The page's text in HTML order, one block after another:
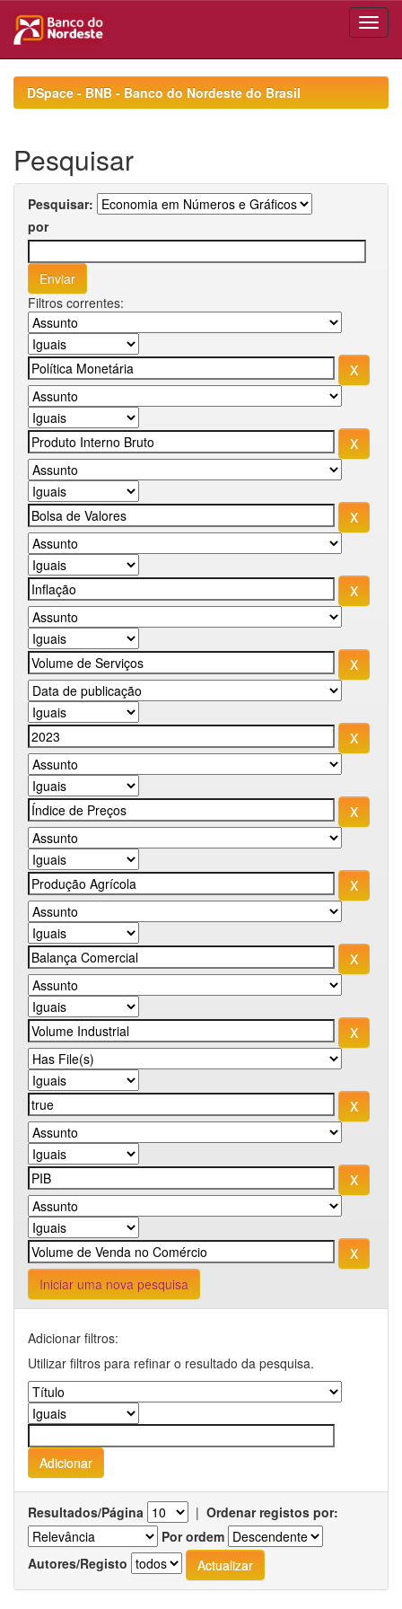
navigationDSpace - BNB - Banco do Nordeste do Brasil
Pesquisar
Pesquisar:
por
Filtros correntes:
Iniciar uma nova pesquisa
Adicionar filtros:
Utilizar filtros para refinar o resultado da pesquisa.
Resultados/Página | Ordenar registos por:
Por ordem
Autores/Registo